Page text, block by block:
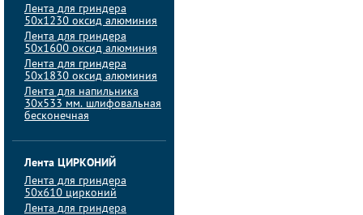
Лента для гриндера
50х1230 оксид алюминия
Лента для гриндера
50х1600 оксид алюминия
Лента для гриндера
50х1830 оксид алюминия
Лента для напильника
30х533 мм. шлифовальная
бесконечная
Лента ЦИРКОНИЙ
Лента для гриндера
50х610 цирконий
Лента для гриндера